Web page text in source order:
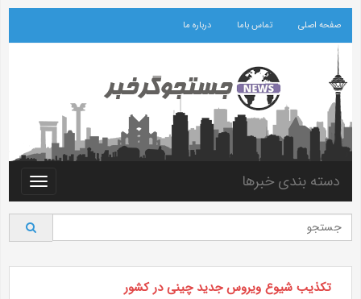
صفحه اصلی تماس باما درباره ما
Toggle
دسته بندی خبرها
تکذیب شیوع ویروس جدید چینی در کشور